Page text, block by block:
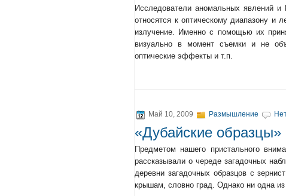
Исследователи аномальных явлений и
относятся к оптическому диапазону и
излучение. Именно с помощью их
визуально в момент съемки и не
оптические эффекты и т.п.
Май 10, 2009 Размышление
«Дубайские
Предметом нашего пристального
рассказывали о череде загадочных
деревни загадочных образцов с
крышам, словно град. Однако ни одна